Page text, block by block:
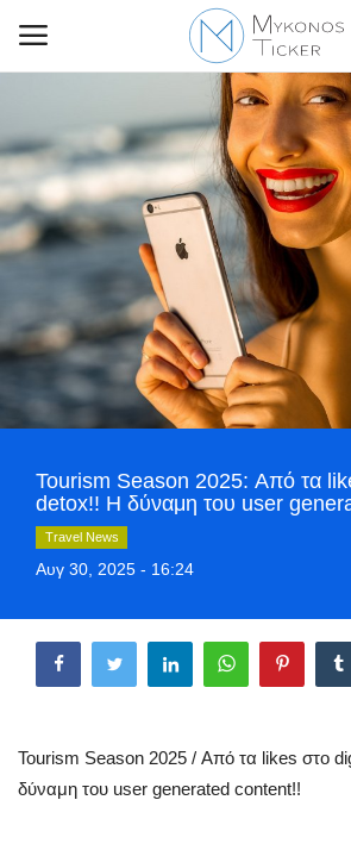
Contact Us
Politique
World
Style Adorés
Greece
Entertainment
Arts & Culture
Mykonos Ticker TV
Tourism Season 2025: Από τα
detox!! Η δύναμη του user
Travel News
Αυγ 30, 2025 - 16:24
Tourism Season 2025 / Από τα likes στο
δύναμη του user generated content!!